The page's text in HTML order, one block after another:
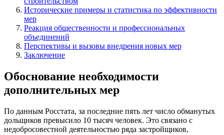
Исторические примеры и статистика по эффективности
мер
Реакция общественности и профессиональных
объединений
Перспективы и вызовы внедрения новых мер
Заключение
Обоснование необходимости
дополнительных мер
По данным Росстата, за последние пять лет число обманутых
дольщиков превысило 10 тысяч человек. Это связано с
недобросовестной деятельностью ряда застройщиков,